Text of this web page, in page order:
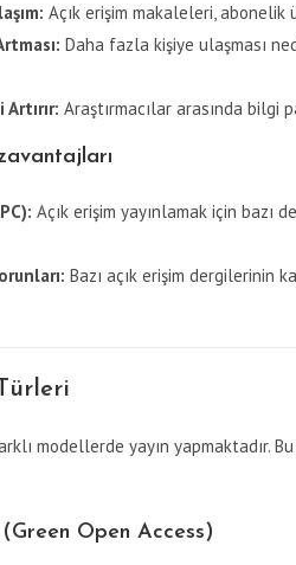
Açık erişim makaleleri,
Daha fazla kişiye ulaşması
Araştırmacılar arasında bilgi
Açık erişim yayınlamak için bazı
Bazı açık erişim dergilerinin
modellerde yayın yapmaktadır.
(Green Open Access)